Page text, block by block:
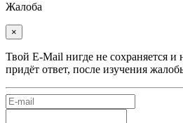
Жалоба
×
Твой E-Mail нигде не сохраняется и
придёт ответ, после изучения